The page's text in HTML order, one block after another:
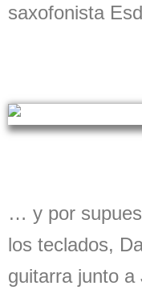
saxofonista
… y por
los teclados,
guitarra junto a